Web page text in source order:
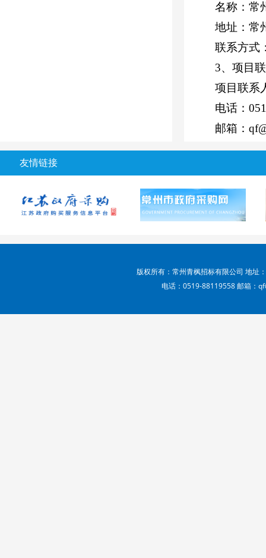
名称：常
地址：常
联系方式
3、项目
项目联系
电话：
邮箱：
友情链接
版权所有：常州青枫招标有限公司 地址
电话：0519-88119558 邮箱：